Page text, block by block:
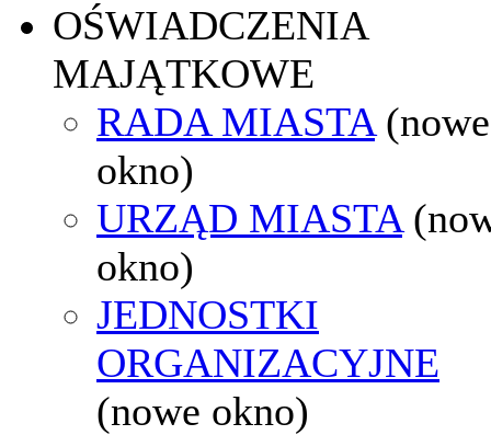
OŚWIADCZENIA
MAJĄTKOWE
RADA MIASTA (nowe
okno)
URZĄD MIASTA
okno)
JEDNOSTKI
ORGANIZACYJNE
(nowe okno)